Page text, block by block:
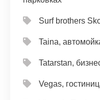
Surf brothers
Taina,
Tatarstan,
Vegas,